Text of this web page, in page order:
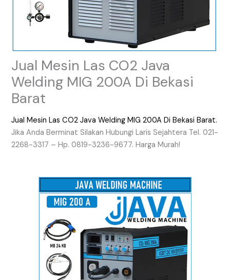
Jual Mesin Las CO2 Java
Welding MIG 200A Di Bekasi
Barat
Jual Mesin Las CO2 Java Welding MIG 200A Di Bekasi Barat.
Jika Anda Berminat Silakan Hubungi Laris Sejahtera Tel. 021-
2268-3317 – Hp. 0819-3236-9677. Harga Murah!